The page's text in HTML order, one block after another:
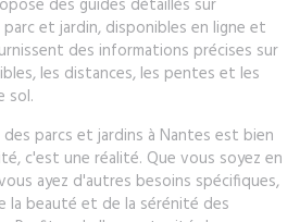
des guides détaillés sur
et jardin, disponibles en ligne et
des informations précises sur
les distances, les pentes et les
sol.
des parcs et jardins à Nantes est bien
c'est une réalité. Que vous soyez en
ayez d'autres besoins spécifiques,
beauté et de la sérénité des